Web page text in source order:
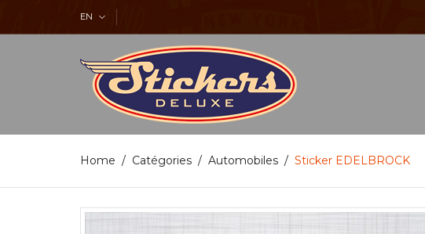
EN
Home Catégories Automobiles Sticker EDELBROCK